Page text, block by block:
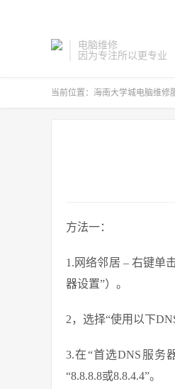
电脑维修
因为专注所以更专业
当前位置： 海南大学城电脑维修
方法一：
1.网络邻居 – 右键单
器设置”）。
2，选择“使用以下
3.在“首选DNS服务
“8.8.8.8或8.8.4.4”。